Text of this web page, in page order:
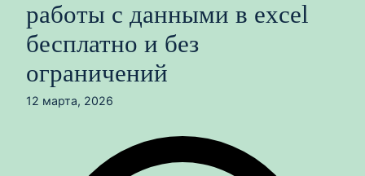
работы с данными в excel
бесплатно и без
ограничений
12 марта, 2026